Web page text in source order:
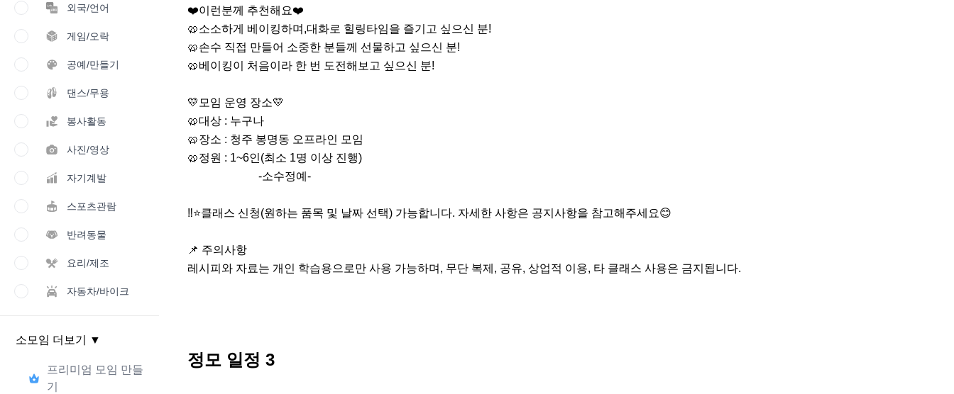
외국/언어
게임/오락
공예/만들기
댄스/무용
봉사활동
사진/영상
자기계발
스포츠관람
반려동물
요리/제조
자동차/바이크
소모임 더보기 ▼
프리미엄 모임 만들
기
❤️이런분께 추천해요❤️
🥨소소하게 베이킹하며,대화로 힐링타임을 즐기고 싶으신 분!
🥨손수 직접 만들어 소중한 분들께 선물하고 싶으신 분!
🥨베이킹이 처음이라 한 번 도전해보고 싶으신 분!
💛모임 운영 장소💛
🥨대상 : 누구나
🥨장소 : 청주 봉명동 오프라인 모임
🥨정원 : 1~6인(최소 1명 이상 진행)
‼⭐️클래스 신청(원하는 품목 및 날짜 선택) 가능합니다. 자세한 사항은 공지사항을 참고해주세요😊
📌 주의사항
레시피와 자료는 개인 학습용으로만 사용 가능하며, 무단 복제, 공유, 상업적 이용, 타 클래스 사용은 금지됩니다.
정모 일정 3